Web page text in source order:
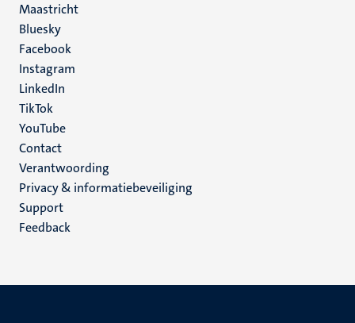
Maastricht
Social
media
Bluesky
Facebook
Instagram
LinkedIn
TikTok
YouTube
Menu
footer
(NL)
Contact
Verantwoording
Privacy & informatiebeveiliging
Support
Feedback